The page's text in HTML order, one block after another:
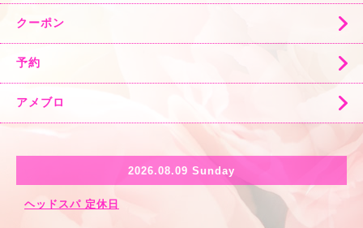
クーポン
予約
アメブロ
2026.08.09 Sunday
ヘッドスパ 定休日